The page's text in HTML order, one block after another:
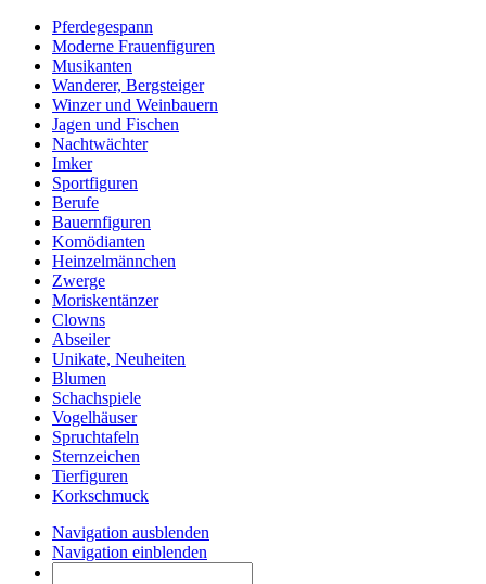
Pferdegespann
Moderne Frauenfiguren
Musikanten
Wanderer, Bergsteiger
Winzer und Weinbauern
Jagen und Fischen
Nachtwächter
Imker
Sportfiguren
Berufe
Bauernfiguren
Komödianten
Heinzelmännchen
Zwerge
Moriskentänzer
Clowns
Abseiler
Unikate, Neuheiten
Blumen
Schachspiele
Vogelhäuser
Spruchtafeln
Sternzeichen
Tierfiguren
Korkschmuck
Navigation ausblenden
Navigation einblenden